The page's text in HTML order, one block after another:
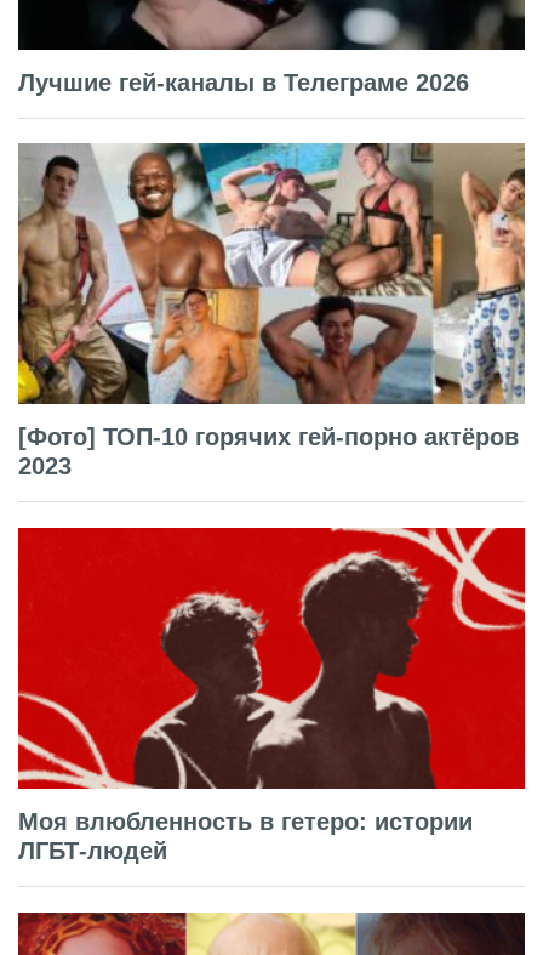
Лучшие гей-каналы в Телеграме 2026
[Фото] ТОП-10 горячих гей-порно актёров
2023
Моя влюбленность в гетеро: истории
ЛГБТ-людей